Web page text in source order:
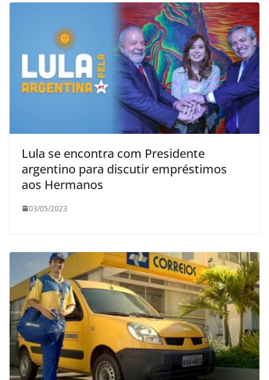
Lula se encontra com Presidente
argentino para discutir empréstimos
aos Hermanos
03/05/2023